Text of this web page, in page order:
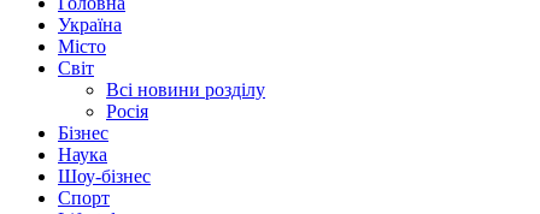
Україна
Місто
Світ
Всі новини розділу
Росія
Бізнес
Наука
Шоу-бізнес
Спорт